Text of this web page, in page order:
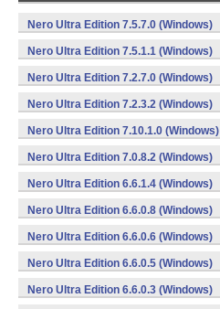
Nero Ultra Edition 7.5.7.0 (Windows)
Nero Ultra Edition 7.5.1.1 (Windows)
Nero Ultra Edition 7.2.7.0 (Windows)
Nero Ultra Edition 7.2.3.2 (Windows)
Nero Ultra Edition 7.10.1.0 (Windows)
Nero Ultra Edition 7.0.8.2 (Windows)
Nero Ultra Edition 6.6.1.4 (Windows)
Nero Ultra Edition 6.6.0.8 (Windows)
Nero Ultra Edition 6.6.0.6 (Windows)
Nero Ultra Edition 6.6.0.5 (Windows)
Nero Ultra Edition 6.6.0.3 (Windows)